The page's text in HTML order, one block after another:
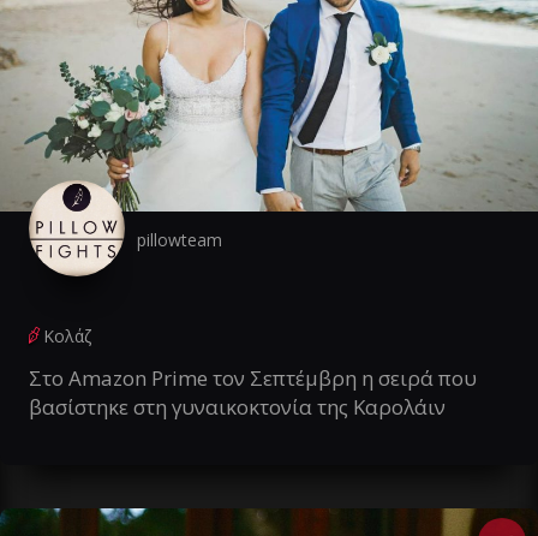
pillowteam
Κολάζ
Στο Amazon Prime τον Σεπτέμβρη η σειρά που
βασίστηκε στη γυναικοκτονία της Καρολάιν